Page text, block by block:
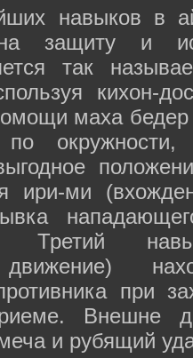
навыков в
защиту и
так
кихон-
маха
по
ири-ми
Третий
при
Внешне
и рубящий